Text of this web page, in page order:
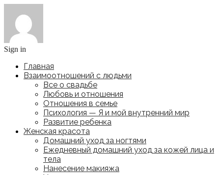
Sign in
Главная
Взаимоотношений с людьми
Все о свадьбе
Любовь и отношения
Отношения в семье
Психология — Я и мой внутренний мир
Развитие ребенка
Женская красота
Домашний уход за ногтями
Ежедневный домашний уход за кожей лица и
тела
Нанесение макияжа